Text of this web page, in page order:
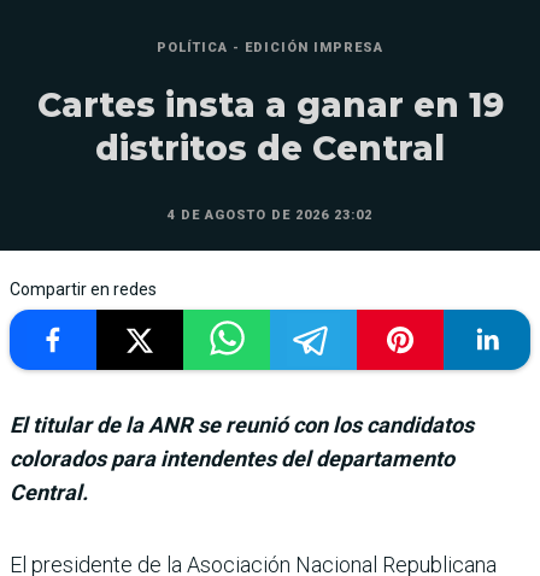
POLÍTICA - EDICIÓN IMPRESA
Cartes insta a ganar en 19
distritos de Central
4 DE AGOSTO DE 2026 23:02
Compartir en redes
El titular de la ANR se reunió con los candidatos
colorados para intendentes del departamento
Central.
El presidente de la Asociación Nacional Republicana